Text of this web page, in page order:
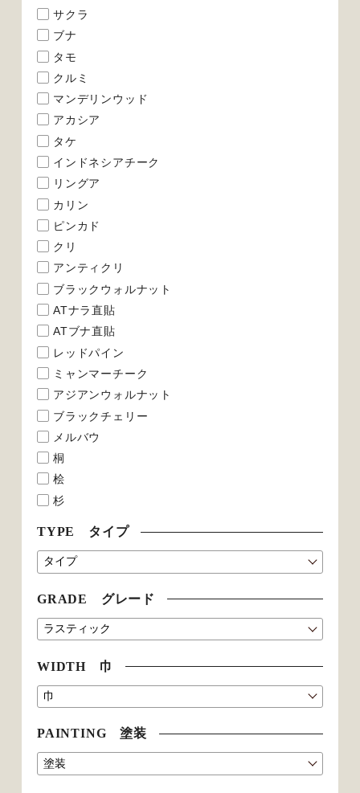
サクラ
ブナ
タモ
クルミ
マンデリンウッド
アカシア
タケ
インドネシアチーク
リングア
カリン
ピンカド
クリ
アンティクリ
ブラックウォルナット
ATナラ直貼
ATブナ直貼
レッドパイン
ミャンマーチーク
アジアンウォルナット
ブラックチェリー
メルバウ
桐
桧
杉
TYPE タイプ
GRADE グレード
WIDTH 巾
PAINTING 塗装